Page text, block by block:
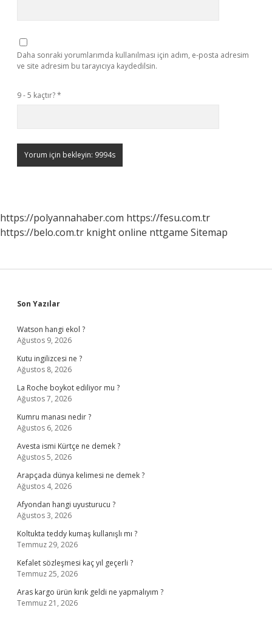
Daha sonraki yorumlarımda kullanılması için adım, e-posta adresim
ve site adresim bu tarayıcıya kaydedilsin.
9 - 5 kaçtır?*
https://polyannahaber.com https://fesu.com.tr
https://belo.com.tr knight online nttgame Sitemap
Sidebar
Son Yazılar
Watson hangi ekol ?
Ağustos 9, 2026
Kutu ingilizcesi ne ?
Ağustos 8, 2026
La Roche boykot ediliyor mu ?
Ağustos 7, 2026
Kumru manası nedir ?
Ağustos 6, 2026
Avesta ismi Kürtçe ne demek ?
Ağustos 5, 2026
Arapçada dünya kelimesi ne demek ?
Ağustos 4, 2026
Afyondan hangi uyusturucu ?
Ağustos 3, 2026
Koltukta teddy kumaş kullanışlı mı ?
Temmuz 29, 2026
Kefalet sözleşmesi kaç yıl geçerli ?
Temmuz 25, 2026
Aras kargo ürün kırık geldi ne yapmalıyım ?
Temmuz 21, 2026